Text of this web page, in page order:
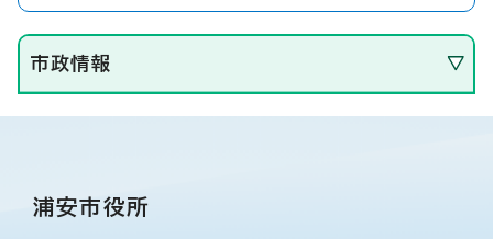
市政情報
浦安市役所